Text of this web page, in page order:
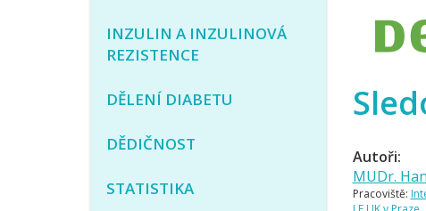
Autoři:
MUDr.
Pracoviště:
INZULIN A INZULINOVÁ
REZISTENCE
DĚLENÍ DIABETU
DĚDIČNOST
STATISTIKA